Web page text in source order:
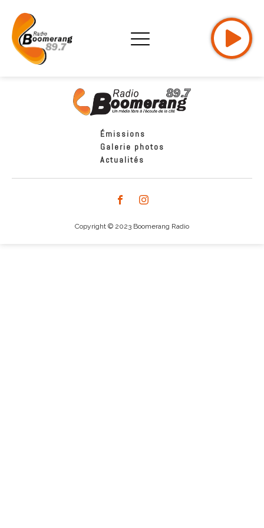
Émissions
Galerie photos
Actualités
Copyright © 2023 Boomerang Radio